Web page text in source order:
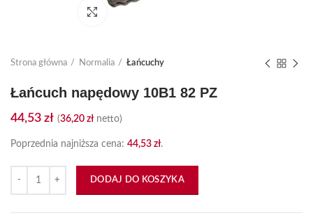
Strona główna Normalia Łańcuchy
Łańcuch napędowy 10B1 82 PZ
44,53 zł (36,20 złnetto)
Poprzednia najniższa cena: 44,53 zł.
DODAJ DO KOSZYKA